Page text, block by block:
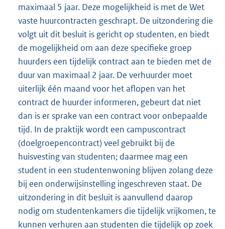
maximaal 5 jaar. Deze mogelijkheid is met de Wet
vaste huurcontracten geschrapt. De uitzondering die
volgt uit dit besluit is gericht op studenten, en biedt
de mogelijkheid om aan deze specifieke groep
huurders een tijdelijk contract aan te bieden met de
duur van maximaal 2 jaar. De verhuurder moet
uiterlijk één maand voor het aflopen van het
contract de huurder informeren, gebeurt dat niet
dan is er sprake van een contract voor onbepaalde
tijd. In de praktijk wordt een campuscontract
(doelgroepencontract) veel gebruikt bij de
huisvesting van studenten; daarmee mag een
student in een studentenwoning blijven zolang deze
bij een onderwijsinstelling ingeschreven staat. De
uitzondering in dit besluit is aanvullend daarop
nodig om studentenkamers die tijdelijk vrijkomen, te
kunnen verhuren aan studenten die tijdelijk op zoek